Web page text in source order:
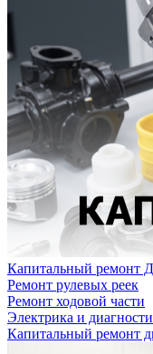
Капитальный ремонт
Ремонт рулевых реек
Ремонт ходовой части
Электрика и
Капитальный ремонт